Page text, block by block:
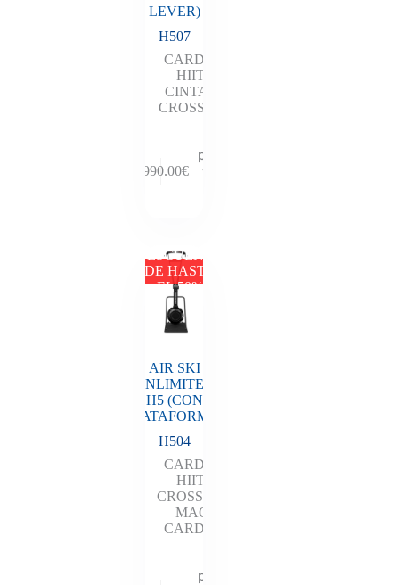
LEVER)
H507
CARDIO
HIIT
CINTAS
CROSSFIT
2,990.00€
presupuesto
y descubre
DESCUENTO
DE HASTA
EL 50%
AIR SKI
UNLIMITED
H5 (CON
PLATAFORMA)
H504
CARDIO
HIIT
CROSSFIT
MAQ
CARDIO
presupuesto